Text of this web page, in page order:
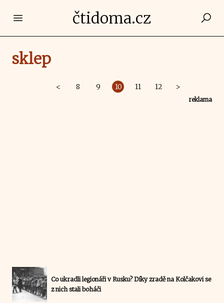
Open main menučtidoma.cz
sklep
< 8 9 10 11 12 >
reklama
Co ukradli legionáři v Rusku? Díky zradě na Kolčakovi se
z nich stali boháči